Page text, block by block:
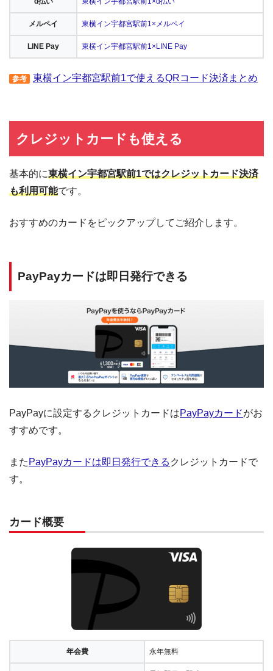
メルペイ 東横イン宇都宮駅前1×メルペイ
LINE Pay 東横イン宇都宮駅前1×LINE Pay
参考 東横イン宇都宮駅前1で使えるQRコード決済まとめ
クレジットカードも使える
基本的に東横イン宇都宮駅前1ではクレジットカード決済
も利用可能です。
おすすめのカードをピックアップしてご紹介します。
PayPayカードは即日発行できる
PayPayに設定するクレジットカードはPayPayカードがお
すすめです。
また PayPayカードは即日発行できる クレジットカードで
す。
カード概要
年会費 永年無料